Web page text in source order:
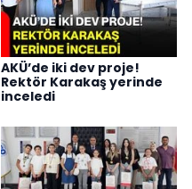
AKÜ’de iki dev proje!
Rektör Karakaş yerinde
inceledi